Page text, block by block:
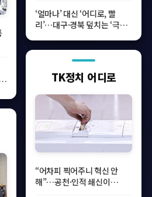
‘얼마나’ 대신 ‘어디로, 빨
리’…대구·경북 덮치는 ‘극한
TK정치 어디로
“어차피 찍어주니 혁신 안
해”…공천·인적 쇄신이